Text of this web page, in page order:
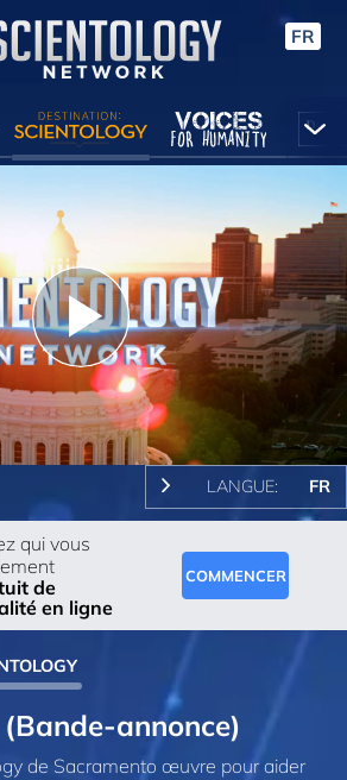
FR
Play
Video
LANGUE: FR
qui vous
de
en ligne
COMMENCER
annonce)
de Sacramento œuvre pour aider